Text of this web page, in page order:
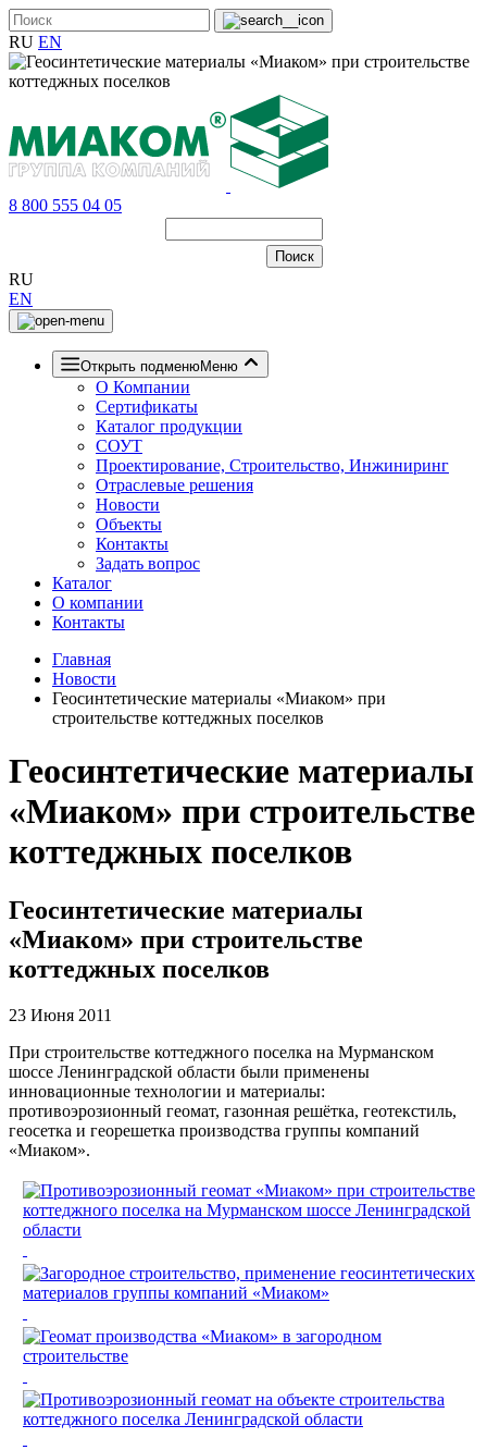
RU EN
8 800 555 04 05
RU
EN
Открыть подменюМеню
О Компании
Сертификаты
Каталог продукции
СОУТ
Проектирование, Строительство, Инжиниринг
Отраслевые решения
Новости
Объекты
Контакты
Задать вопрос
Каталог
О компании
Контакты
Главная
Новости
Геосинтетические материалы «Миаком» при
строительстве коттеджных поселков
Геосинтетические материалы
«Миаком» при строительстве
коттеджных поселков
Геосинтетические материалы
«Миаком» при строительстве
коттеджных поселков
23 Июня 2011
При строительстве коттеджного поселка на Мурманском
шоссе Ленинградской области были применены
инновационные технологии и материалы:
противоэрозионный геомат, газонная решётка, геотекстиль,
геосетка и георешетка производства группы компаний
«Миаком».